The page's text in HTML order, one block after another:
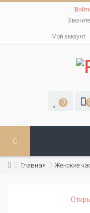
Войти
Мой аккаунт
0
Главная Женские